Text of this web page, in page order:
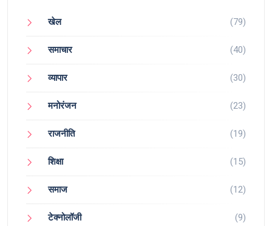
खेल (79)
समाचार (40)
व्यापार (30)
मनोरंजन (23)
राजनीति (19)
शिक्षा (15)
समाज (12)
टेक्नोलॉजी (9)